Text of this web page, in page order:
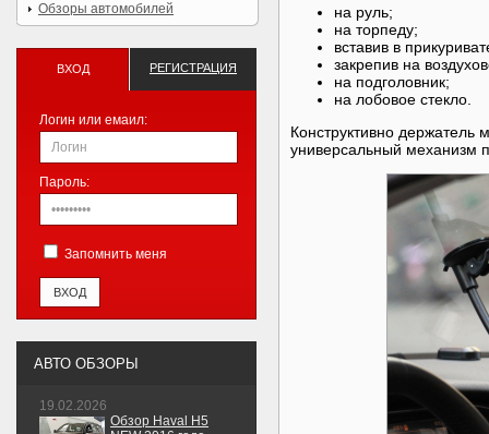
на руль;
на торпеду;
вставив в
закрепив на
на подголовник;
на лобовое стекло.
Конструктивно
универсальный механизм
Обзоры автомобилей
ВХОД РЕГИСТРАЦИЯ
Логин или емаил:
Пароль:
Запомнить меня
АВТО ОБЗОРЫ
19.02.2026
Обзор Haval H5